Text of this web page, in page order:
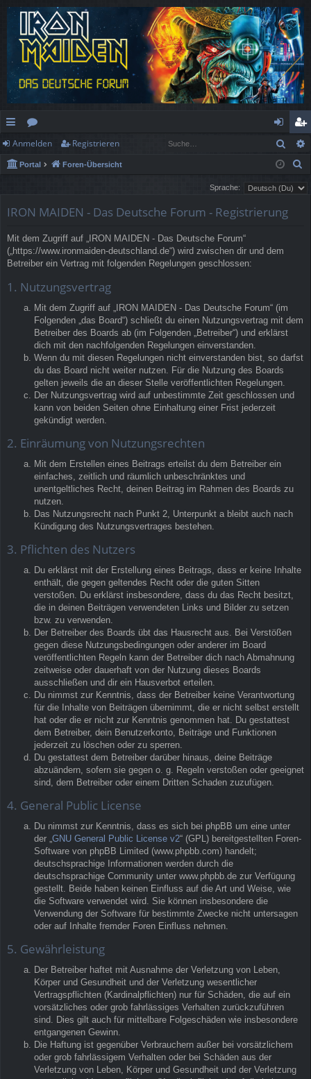
ch
ne
ug
rif
f
or
en
n
m
el
de
eg
ist
rie
Anmelden Registrieren
Portal Foren-Übersicht
Sprache:
IRON MAIDEN - Das Deutsche Forum - Registrierung
Mit dem Zugriff auf „IRON MAIDEN - Das Deutsche Forum“
(„https://www.ironmaiden-deutschland.de“) wird zwischen dir und dem
Betreiber ein Vertrag mit folgenden Regelungen geschlossen:
1. Nutzungsvertrag
Mit dem Zugriff auf „IRON MAIDEN - Das Deutsche Forum“ (im
Folgenden „das Board“) schließt du einen Nutzungsvertrag mit dem
Betreiber des Boards ab (im Folgenden „Betreiber“) und erklärst
dich mit den nachfolgenden Regelungen einverstanden.
Wenn du mit diesen Regelungen nicht einverstanden bist, so darfst
du das Board nicht weiter nutzen. Für die Nutzung des Boards
gelten jeweils die an dieser Stelle veröffentlichten Regelungen.
Der Nutzungsvertrag wird auf unbestimmte Zeit geschlossen und
kann von beiden Seiten ohne Einhaltung einer Frist jederzeit
gekündigt werden.
2. Einräumung von Nutzungsrechten
Mit dem Erstellen eines Beitrags erteilst du dem Betreiber ein
einfaches, zeitlich und räumlich unbeschränktes und
unentgeltliches Recht, deinen Beitrag im Rahmen des Boards zu
nutzen.
Das Nutzungsrecht nach Punkt 2, Unterpunkt a bleibt auch nach
Kündigung des Nutzungsvertrages bestehen.
3. Pflichten des Nutzers
Du erklärst mit der Erstellung eines Beitrags, dass er keine Inhalte
enthält, die gegen geltendes Recht oder die guten Sitten
verstoßen. Du erklärst insbesondere, dass du das Recht besitzt,
die in deinen Beiträgen verwendeten Links und Bilder zu setzen
bzw. zu verwenden.
Der Betreiber des Boards übt das Hausrecht aus. Bei Verstößen
gegen diese Nutzungsbedingungen oder anderer im Board
veröffentlichten Regeln kann der Betreiber dich nach Abmahnung
zeitweise oder dauerhaft von der Nutzung dieses Boards
ausschließen und dir ein Hausverbot erteilen.
Du nimmst zur Kenntnis, dass der Betreiber keine Verantwortung
für die Inhalte von Beiträgen übernimmt, die er nicht selbst erstellt
hat oder die er nicht zur Kenntnis genommen hat. Du gestattest
dem Betreiber, dein Benutzerkonto, Beiträge und Funktionen
jederzeit zu löschen oder zu sperren.
Du gestattest dem Betreiber darüber hinaus, deine Beiträge
abzuändern, sofern sie gegen o. g. Regeln verstoßen oder geeignet
sind, dem Betreiber oder einem Dritten Schaden zuzufügen.
4. General Public License
Du nimmst zur Kenntnis, dass es sich bei phpBB um eine unter
der „GNU General Public License v2“ (GPL) bereitgestellten Foren-
Software von phpBB Limited (www.phpbb.com) handelt;
deutschsprachige Informationen werden durch die
deutschsprachige Community unter www.phpbb.de zur Verfügung
gestellt. Beide haben keinen Einfluss auf die Art und Weise, wie
die Software verwendet wird. Sie können insbesondere die
Verwendung der Software für bestimmte Zwecke nicht untersagen
oder auf Inhalte fremder Foren Einfluss nehmen.
5. Gewährleistung
Der Betreiber haftet mit Ausnahme der Verletzung von Leben,
Körper und Gesundheit und der Verletzung wesentlicher
Vertragspflichten (Kardinalpflichten) nur für Schäden, die auf ein
vorsätzliches oder grob fahrlässiges Verhalten zurückzuführen
sind. Dies gilt auch für mittelbare Folgeschäden wie insbesondere
entgangenen Gewinn.
Die Haftung ist gegenüber Verbrauchern außer bei vorsätzlichem
oder grob fahrlässigem Verhalten oder bei Schäden aus der
Verletzung von Leben, Körper und Gesundheit und der Verletzung